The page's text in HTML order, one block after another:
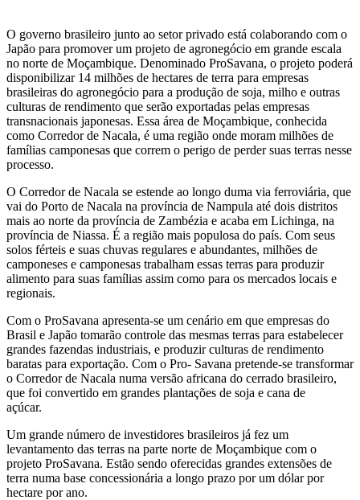
O governo brasileiro junto ao setor privado está colaborando com o
Japão para promover um projeto de agronegócio em grande escala
no norte de Moçambique. Denominado ProSavana, o projeto poderá
disponibilizar 14 milhões de hectares de terra para empresas
brasileiras do agronegócio para a produção de soja, milho e outras
culturas de rendimento que serão exportadas pelas empresas
transnacionais japonesas. Essa área de Moçambique, conhecida
como Corredor de Nacala, é uma região onde moram milhões de
famílias camponesas que correm o perigo de perder suas terras nesse
processo.
O Corredor de Nacala se estende ao longo duma via ferroviária, que
vai do Porto de Nacala na província de Nampula até dois distritos
mais ao norte da província de Zambézia e acaba em Lichinga, na
província de Niassa. É a região mais populosa do país. Com seus
solos férteis e suas chuvas regulares e abundantes, milhões de
camponeses e camponesas trabalham essas terras para produzir
alimento para suas famílias assim como para os mercados locais e
regionais.
Com o ProSavana apresenta-se um cenário em que empresas do
Brasil e Japão tomarão controle das mesmas terras para estabelecer
grandes fazendas industriais, e produzir culturas de rendimento
baratas para exportação. Com o Pro- Savana pretende-se transformar
o Corredor de Nacala numa versão africana do cerrado brasileiro,
que foi convertido em grandes plantações de soja e cana de
açúcar.
Um grande número de investidores brasileiros já fez um
levantamento das terras na parte norte de Moçambique com o
projeto ProSavana. Estão sendo oferecidas grandes extensões de
terra numa base concessionária a longo prazo por um dólar por
hectare por ano.